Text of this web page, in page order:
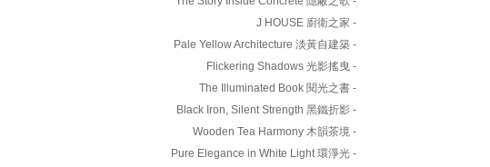
J HOUSE 廚衛之家 -
Pale Yellow Architecture 淡黃自建築 -
Flickering Shadows 光影搖曳 -
The Illuminated Book 閱光之書 -
Black Iron, Silent Strength 黑鐵折影 -
Wooden Tea Harmony 木韻茶境 -
Pure Elegance in White Light 環淨光 -